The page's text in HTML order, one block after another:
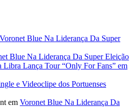
Voronet Blue Na Liderança Da Super
Blue Na Liderança Da Super Eleição
Libra Lança Tour “Only For Fans” em
e Videoclipe dos Portuenses
em Voronet Blue Na Liderança Da